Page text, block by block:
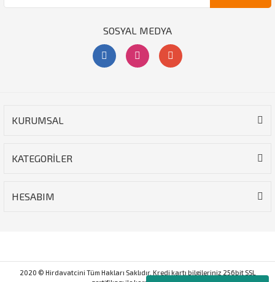
KURUMSAL
KATEGORİLER
HESABIM
SOSYAL MEDYA
2020 © Hirdavatcini Tüm Hakları Saklıdır. Kredi kartı bilgileriniz 256bit SSL